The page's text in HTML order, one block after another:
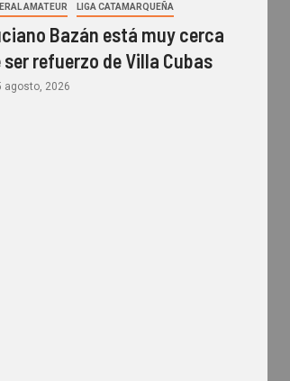
AMATEUR LIGA CATAMARQUEÑA
Bazán está muy cerca
ser refuerzo de Villa Cubas
agosto, 2026